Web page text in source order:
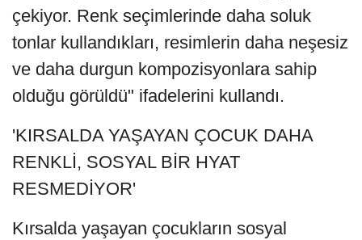
çekiyor. Renk seçimlerinde daha soluk
tonlar kullandıkları, resimlerin daha neşesiz
ve daha durgun kompozisyonlara sahip
olduğu görüldü" ifadelerini kullandı.
'KIRSALDA YAŞAYAN ÇOCUK DAHA
RENKLİ, SOSYAL BİR HYAT
RESMEDİYOR'
Kırsalda yaşayan çocukların sosyal